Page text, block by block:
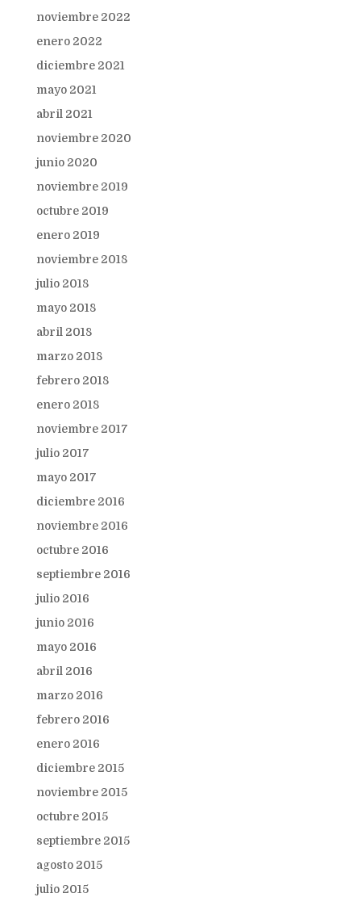
noviembre 2022
enero 2022
diciembre 2021
mayo 2021
abril 2021
noviembre 2020
junio 2020
noviembre 2019
octubre 2019
enero 2019
noviembre 2018
julio 2018
mayo 2018
abril 2018
marzo 2018
febrero 2018
enero 2018
noviembre 2017
julio 2017
mayo 2017
diciembre 2016
noviembre 2016
octubre 2016
septiembre 2016
julio 2016
junio 2016
mayo 2016
abril 2016
marzo 2016
febrero 2016
enero 2016
diciembre 2015
noviembre 2015
octubre 2015
septiembre 2015
agosto 2015
julio 2015